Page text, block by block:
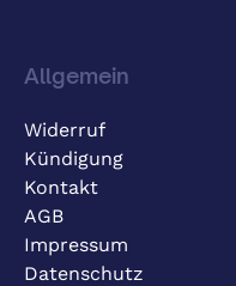
Allgemein
Widerruf
Kündigung
Kontakt
AGB
Impressum
Datenschutz